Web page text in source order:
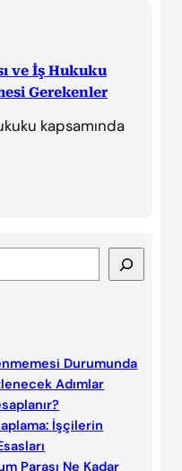
ve İş Hukuku
Gerekenler
kapsamında
Durumunda
Adımlar
İşçilerin
Parası Ne Kadar